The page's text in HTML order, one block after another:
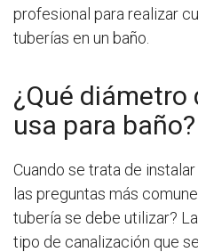
profesional para realizar
tuberías en un baño.
¿Qué diámetro
usa para baño?
Cuando se trata de
las preguntas más
tubería se debe utilizar?
tipo de canalización que